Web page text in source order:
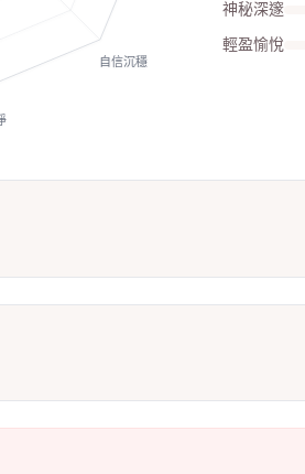
自信沉穩
神秘深邃
輕盈愉悅